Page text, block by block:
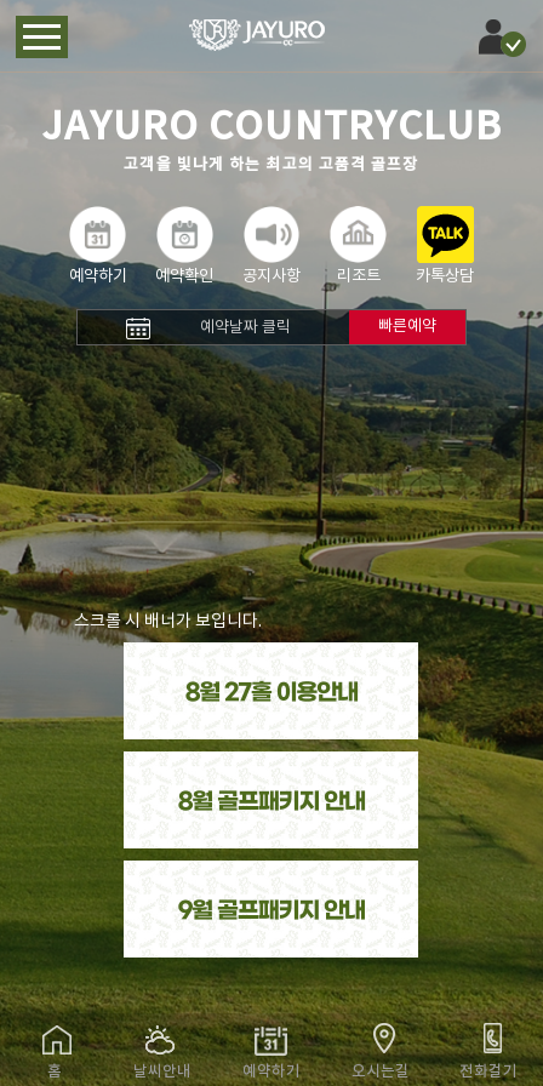
JAYURO COUNTRYCLUB
고객을 빛나게 하는 최고의 고품격 골프장
예약하기 예약확인 공지사항 리조트 카톡상담
예약날짜 클릭 빠른예약
스크롤 시 배너가 보입니다.
홈 날씨안내 예약하기 오시는길 전화걸기